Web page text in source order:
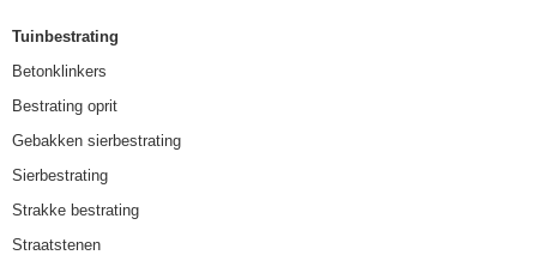
Tuinbestrating
Betonklinkers
Bestrating oprit
Gebakken sierbestrating
Sierbestrating
Strakke bestrating
Straatstenen